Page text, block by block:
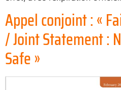
Appel conjoint : «
/ Joint Statement :
Safe »